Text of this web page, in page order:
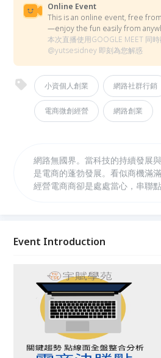
Online Event
This is an online event, free
—enjoy the fun easily from
本次直播使用GOOGLE MEET 同
@yutsesidney 即刻為您解惑
小資個人創業 網路社群行銷
電商微創經營 網路創業
網路無國界。當科技的持續發展
是電商的蓬勃發展。看似商機滿
經營電商商卻是處處當心，串聯
議題，用最精簡時間及最有效益
錯亂！高效瞭解業內實戰狀況 :
專屬自我的電商模式。
Event Introduction